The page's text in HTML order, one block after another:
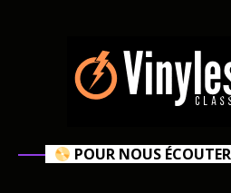
POUR NOUS